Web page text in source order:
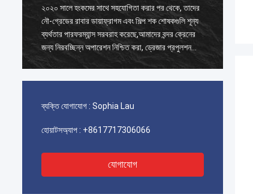
২০২০ সালে হংকমের সাথে সহযোগিতা করার পর থেকে, তাদের
নৌ-গ্রেডের রাবার ডায়াফ্রাগম এবং শিল্প শক শোষকগুলি শূন্য
ব্যর্থতার পারফরম্যান্স সরবরাহ করেছে,আমাদের বন্দর ক্রেনের
জন্য নিরবচ্ছিন্ন অপারেশন নিশ্চিত করা, ড্রেজার প্রপুলশন
সিস্টেম, এবং এলএনজি ক্যারিয়ার সরঞ্জাম।
ব্যক্তি যোগাযোগ : Sophia Lau
হোয়াটসঅ্যাপ : +8617717306066
যোগাযোগ